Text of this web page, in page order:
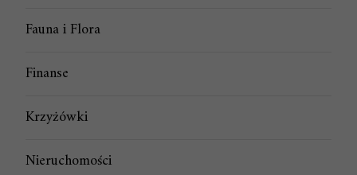
Fauna i Flora
Finanse
Krzyżówki
Nieruchomości